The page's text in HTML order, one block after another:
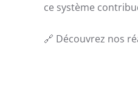
ce système
🔗 Découvrez nos